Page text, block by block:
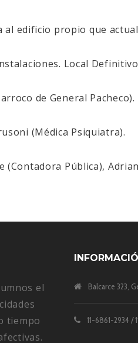
edificio propio que
Local
de General Pacheco).
(Médica Psiquiatra).
(Contadora Pública),
el
tiempo
Balcarce 323,
11-6861-2934 /